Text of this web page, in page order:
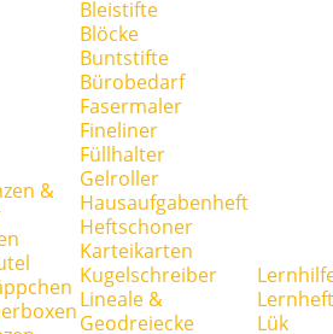
&
Bleistifte
Blöcke
Buntstifte
Bürobedarf
Fasermaler
Fineliner
Füllhalter
Gelroller
Hausaufgabenheft
Heftschoner
Karteikarten
Kugelschreiber
Lineale &
Geodreiecke
Lük